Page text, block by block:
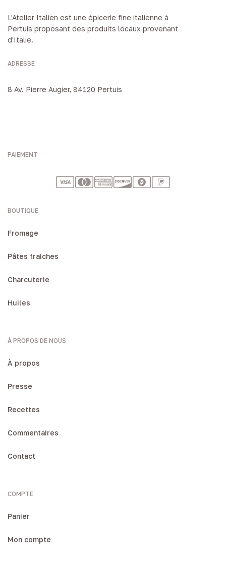
L'Atelier Italien est une épicerie fine italienne à
Pertuis proposant des produits locaux provenant
d'Italie.
ADRESSE
8 Av. Pierre Augier, 84120 Pertuis
PAIEMENT
BOUTIQUE
Fromage
Pâtes fraiches
Charcuterie
Huiles
À PROPOS DE NOUS
À propos
Presse
Recettes
Commentaires
Contact
COMPTE
Panier
Mon compte